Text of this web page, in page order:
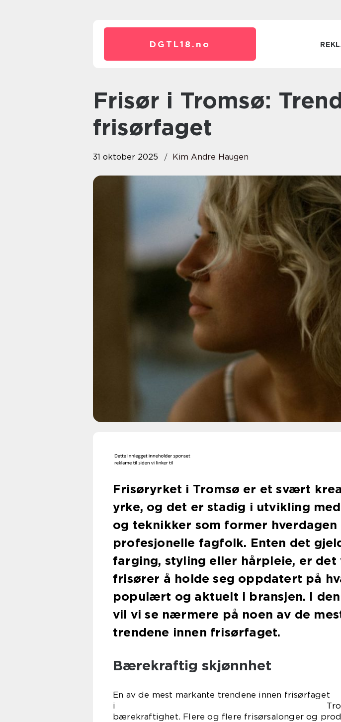
DGTL18. no
Frisør i Tromsø: Trender innen
frisørfaget
31 oktober 2025 Kim Andre Haugen
Frisøryrket i Tromsø er et svært
yrke, og det er stadig i utvikling
og teknikker som former hverdagen
profesjonelle fagfolk. Enten det
farging, styling eller hårpleie, er
frisører å holde seg oppdatert på
populært og aktuelt i bransjen. I
vil vi se nærmere på noen av de
trendene innen frisørfaget.
Bærekraftig skjønnhet
En av de mest markante trendene innen frisørfaget
i Tromsø i
bærekraftighet. Flere og flere frisørsalonger og